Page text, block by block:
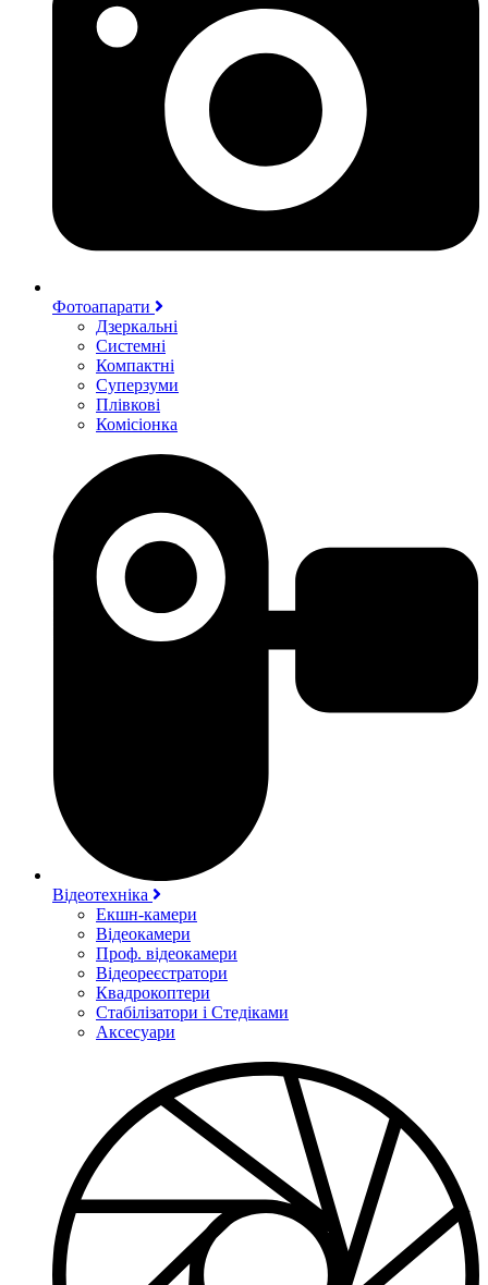
Фотоапарати
Дзеркальні
Системні
Компактні
Суперзуми
Плівкові
Комісіонка
Відеотехніка
Екшн-камери
Відеокамери
Проф. відеокамери
Відеореєстратори
Квадрокоптери
Стабілізатори і Стедіками
Аксесуари